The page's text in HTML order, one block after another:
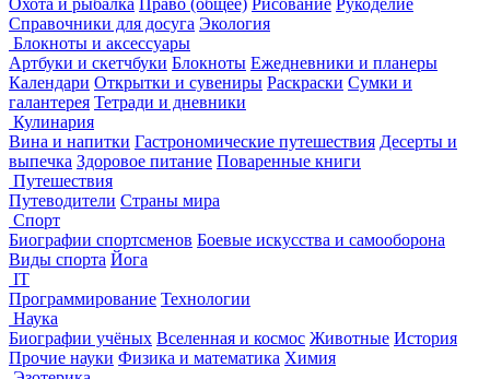
Охота и рыбалка Право (общее) Рисование Рукоделие
Справочники для досуга Экология
Блокноты и аксессуары
Артбуки и скетчбуки Блокноты Ежедневники и планеры
Календари Открытки и сувениры Раскраски Сумки и
галантерея Тетради и дневники
Кулинария
Вина и напитки Гастрономические путешествия Десерты и
выпечка Здоровое питание Поваренные книги
Путешествия
Путеводители Страны мира
Спорт
Биографии спортсменов Боевые искусства и самооборона
Виды спорта Йога
IT
Программирование Технологии
Наука
Биографии учёных Вселенная и космос Животные История
Прочие науки Физика и математика Химия